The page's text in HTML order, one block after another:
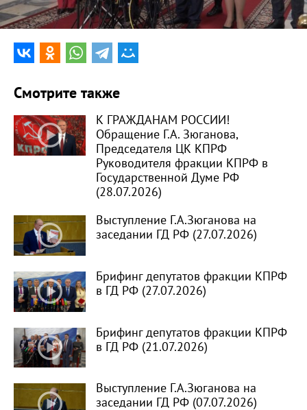
0:00 9:26
Смотрите также
К ГРАЖДАНАМ РОССИИ!
Обращение Г.А. Зюганова,
Председателя ЦК КПРФ
Руководителя фракции КПРФ в
Государственной Думе РФ
(28.07.2026)
Выступление Г.А.Зюганова на
заседании ГД РФ (27.07.2026)
Брифинг депутатов фракции КПРФ
в ГД РФ (27.07.2026)
Брифинг депутатов фракции КПРФ
в ГД РФ (21.07.2026)
Выступление Г.А.Зюганова на
заседании ГД РФ (07.07.2026)